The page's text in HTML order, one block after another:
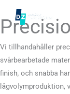
till
innehåll
Vi tillhandahåller
svårbearbetade
finish, och snabba
lågvolymproduktion,